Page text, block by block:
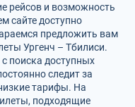
рейсов и возможность
сайте доступно
предложить вам
Ургенч – Тбилиси.
поиска доступных
следит за
тарифы. На
подходящие